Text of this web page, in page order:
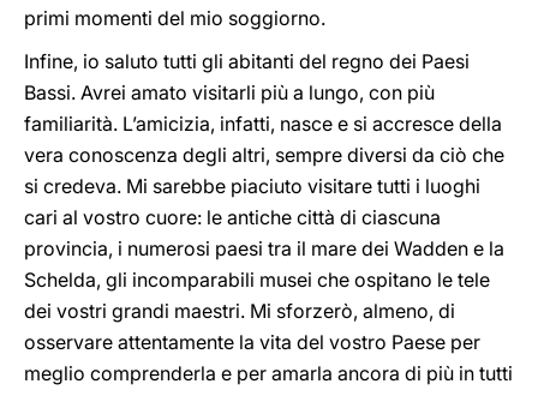
primi momenti del mio soggiorno.
Infine, io saluto tutti gli abitanti del regno dei Paesi
Bassi. Avrei amato visitarli più a lungo, con più
familiarità. L’amicizia, infatti, nasce e si accresce della
vera conoscenza degli altri, sempre diversi da ciò che
si credeva. Mi sarebbe piaciuto visitare tutti i luoghi
cari al vostro cuore: le antiche città di ciascuna
provincia, i numerosi paesi tra il mare dei Wadden e la
Schelda, gli incomparabili musei che ospitano le tele
dei vostri grandi maestri. Mi sforzerò, almeno, di
osservare attentamente la vita del vostro Paese per
meglio comprenderla e per amarla ancora di più in tutti